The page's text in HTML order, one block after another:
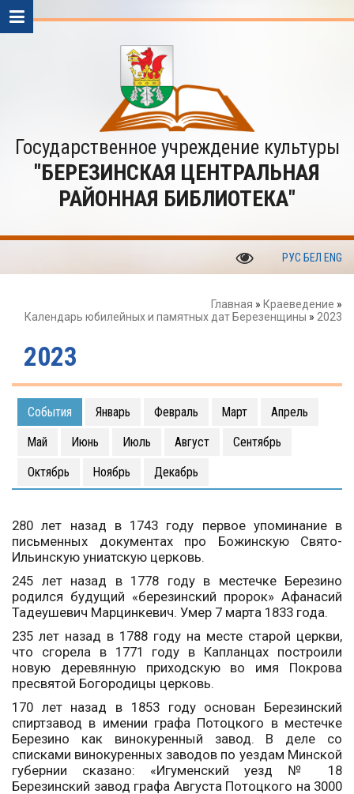
Государственное учреждение культуры
"БЕРЕЗИНСКАЯ ЦЕНТРАЛЬНАЯ
РАЙОННАЯ БИБЛИОТЕКА"
РУС БЕЛ ENG
Главная » Краеведение »
Календарь юбилейных и памятных дат Березенщины » 2023
2023
События Январь Февраль Март
Апрель
Май
Июнь Июль Август
Сентябрь
Октябрь
Ноябрь Декабрь
280 лет назад в 1743 году первое упоминание в
письменных документах про Божинскую Свято-
Ильинскую униатскую церковь.
245 лет назад в 1778 году в местечке Березино
родился будущий «березинский пророк» Афанасий
Тадеушевич Марцинкевич. Умер 7 марта 1833 года.
235 лет назад в 1788 году на месте старой церкви,
что сгорела в 1771 году в Капланцах построили
новую деревянную приходскую во имя Покрова
пресвятой Богородицы церковь.
170 лет назад в 1853 году основан Березинский
спиртзавод в имении графа Потоцкого в местечке
Березино как винокуренный завод. В деле со
списками винокуренных заводов по уездам Минской
губернии сказано: «Игуменский уезд № 18
Березинский завод графа Августа Потоцкого на 3000